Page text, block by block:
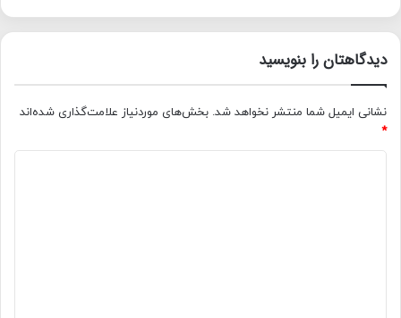
دیدگاهتان را بنویسید
نشانی ایمیل شما منتشر نخواهد شد. بخش‌های موردنیاز علامت‌گذاری شده‌اند
*